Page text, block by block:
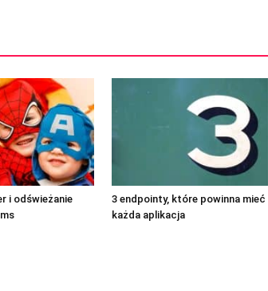
i odświeżanie
3 endpointy, które powinna mieć
każda aplikacja